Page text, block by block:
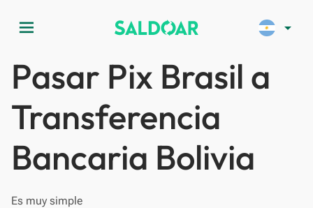
menu arrow_drop_down
Pasar Pix Brasil a
Transferencia
Bancaria Bolivia
Es muy simple